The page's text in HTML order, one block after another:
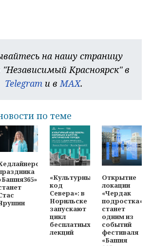
на нашу страницу
"Независимый Красноярск" в
Telegram и в MAX.
по теме
«Культурный
код
Севера»: в
Норильске
запускают
цикл
бесплатных
лекций
Открытие
локации
«Чердак
подростка»
станет
одним из
событий
фестиваля
«Башня